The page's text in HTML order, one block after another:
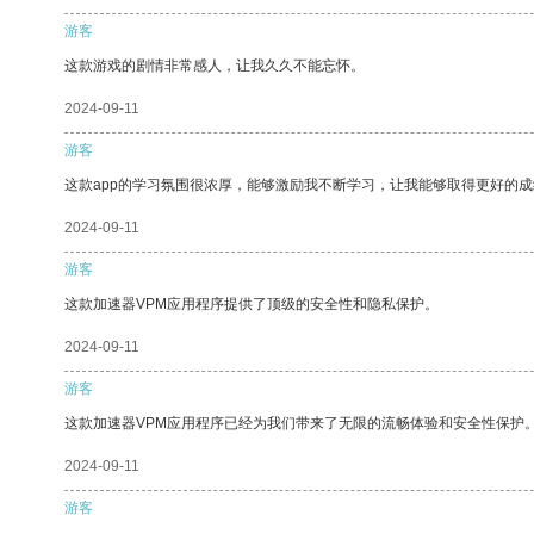
游客
这款游戏的剧情非常感人，让我久久不能忘怀。
2024-09-11
游客
这款app的学习氛围很浓厚，能够激励我不断学习，让我能够取得更好的
2024-09-11
游客
这款加速器VPM应用程序提供了顶级的安全性和隐私保护。
2024-09-11
游客
这款加速器VPM应用程序已经为我们带来了无限的流畅体验和安全性保护
2024-09-11
游客